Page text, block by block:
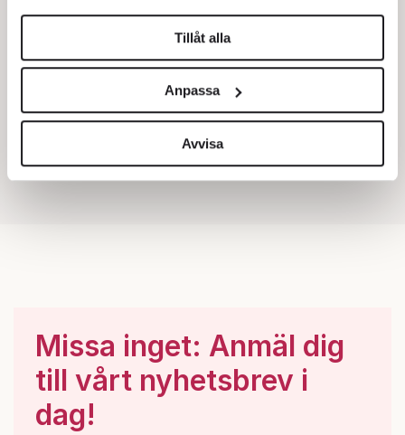
helst från cookie-förklaringen.
Vi använder enhetsidentifierare för att anpassa innehållet
för sociala medier och analysera vår trafik. Vi
vidarebefordrar även sådana identifierare och annan
information från din enhet till de sociala medier och
annons- och analysföretag som vi samarbetar med.
Dessa kan i sin tur kombinera informationen med annan
Tillåt alla
Anpassa
Avvisa
Missa inget: Anmäl dig
till vårt nyhetsbrev i
dag!